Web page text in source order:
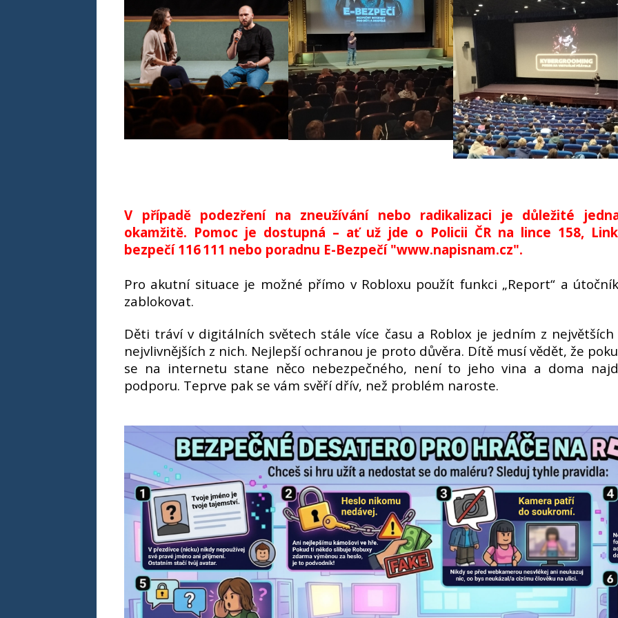
V případě podezření na zneužívání nebo radikalizaci je důležité
okamžitě. Pomoc je dostupná – ať už jde o Policii ČR na lince 158,
bezpečí 116 111 nebo poradnu E-Bezpečí "www.napisnam.cz".
Pro akutní situace je možné přímo v Robloxu použít funkci „Report“ a
zablokovat.
Děti tráví v digitálních světech stále více času a Roblox je jedním z největších
nejvlivnějších z nich. Nejlepší ochranou je proto důvěra. Dítě musí vědět, že
se na internetu stane něco nebezpečného, není to jeho vina a doma
podporu. Teprve pak se vám svěří dřív, než problém naroste.